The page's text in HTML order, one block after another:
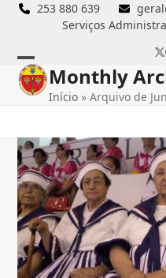
Skip
253 880 639
Serviços
Open
mobile
Close
mobile
Monthly
Início »Arquivo de